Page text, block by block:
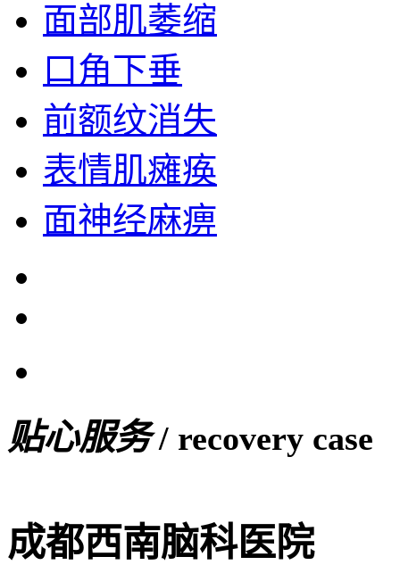
面部肌萎缩
口角下垂
前额纹消失
表情肌瘫痪
面神经麻痹
贴心服务/ recovery case
成都西南脑科医院